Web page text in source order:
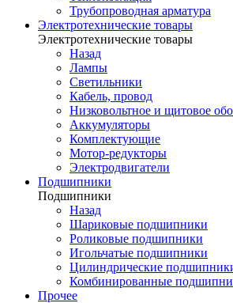
Трубопроводная арматура
Электротехнические товары
Электротехнические товары
Назад
Лампы
Светильники
Кабель, провод
Низковольтное и щитовое
Аккумуляторы
Комплектующие
Мотор-редукторы
Электродвигатели
Подшипники
Подшипники
Назад
Шариковые подшипники
Роликовые подшипники
Игольчатые подшипники
Цилиндрические
Комбинированные
Прочее